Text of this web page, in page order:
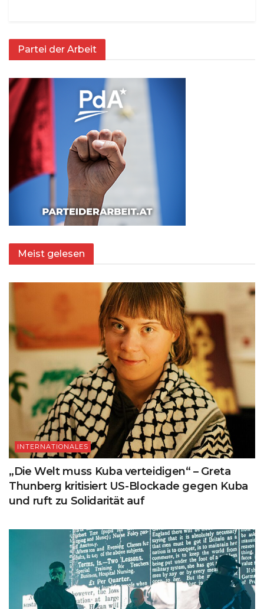
Partei der Arbeit
Meist gelesen
INTERNATIONALES
„Die Welt muss Kuba verteidigen“ – Greta
Thunberg kritisiert US-Blockade gegen Kuba
und ruft zu Solidarität auf